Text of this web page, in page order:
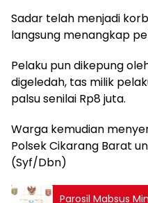
Sadar telah menjadi
langsung menangkap
Pelaku pun dikepung
digeledah, tas milik
palsu senilai Rp8 juta.
Warga kemudian
Polsek Cikarang Barat
(Syf/Dbn)
Parosil Mabsus